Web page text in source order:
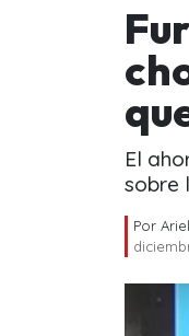
El
sobre
Por